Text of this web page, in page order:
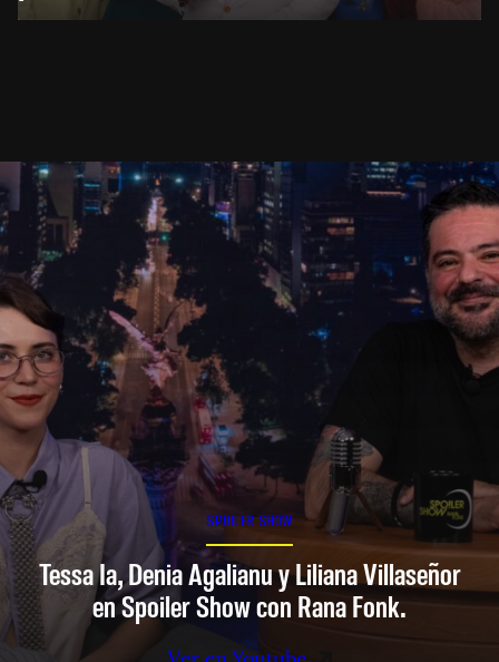
SPOILER SHOW
Tessa Ia, Denia Agalianu y Liliana Villaseñor
en Spoiler Show con Rana Fonk.